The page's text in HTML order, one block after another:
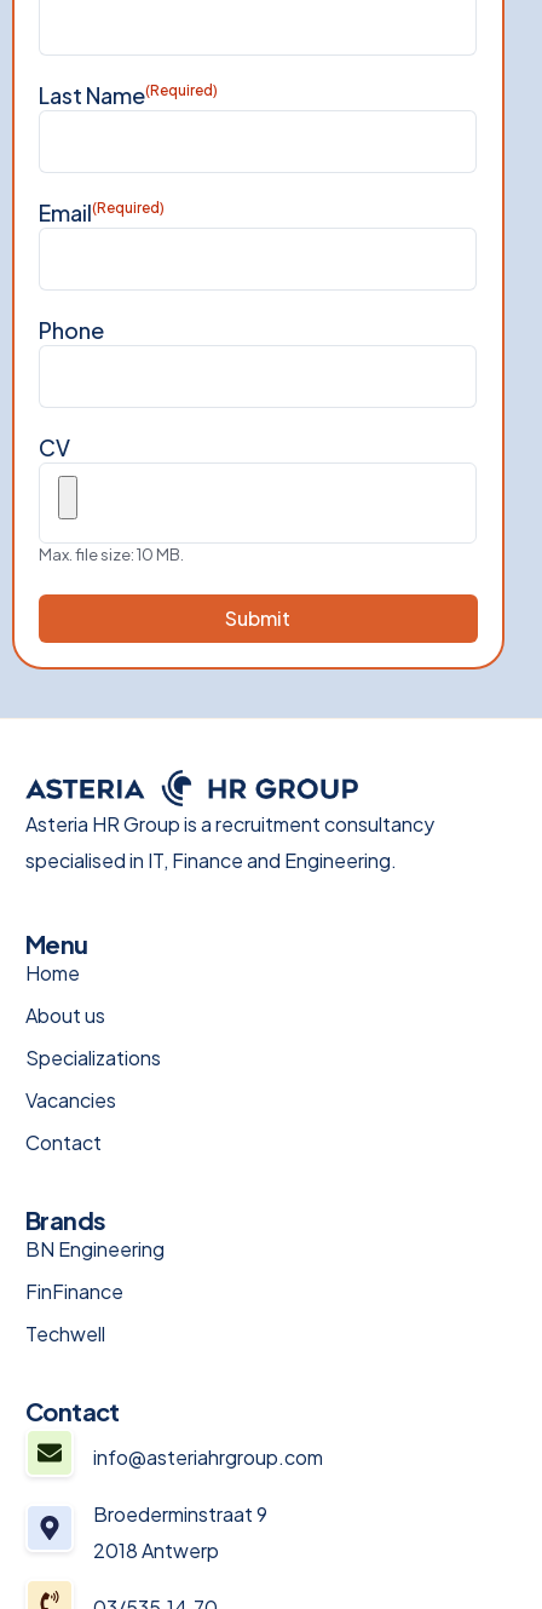
Last Name(Required)
Email(Required)
Phone
CV
Max. file size: 10 MB.
Asteria HR Group is a recruitment consultancy
specialised in IT, Finance and Engineering.
Menu
Home
About us
Specializations
Vacancies
Contact
Brands
BN Engineering
FinFinance
Techwell
Contact
info@asteriahrgroup.com
Broederminstraat 9
2018 Antwerp